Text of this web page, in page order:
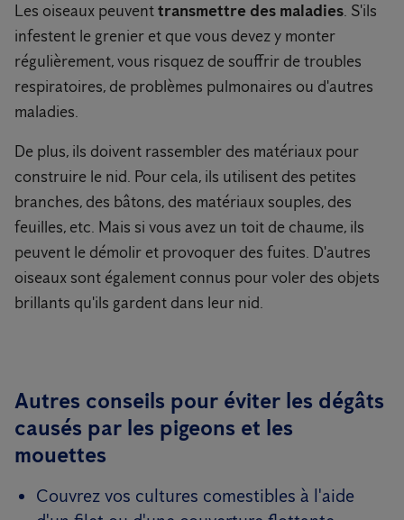
Les oiseaux peuventtransmettre des maladies. S'ils
infestent le grenier et que vous devez y monter
régulièrement, vous risquez de souffrir de troubles
respiratoires, de problèmes pulmonaires ou d'autres
maladies.
De plus, ils doivent rassembler des matériaux pour
construire le nid. Pour cela, ils utilisent des petites
branches, des bâtons, des matériaux souples, des
feuilles, etc. Mais si vous avez un toit de chaume, ils
peuvent le démolir et provoquer des fuites. D'autres
oiseaux sont également connus pour voler des objets
brillants qu'ils gardent dans leur nid.
Autres conseils pour éviter les dégâts
causés par les pigeons et les
mouettes
Couvrez vos cultures comestibles à l'aide